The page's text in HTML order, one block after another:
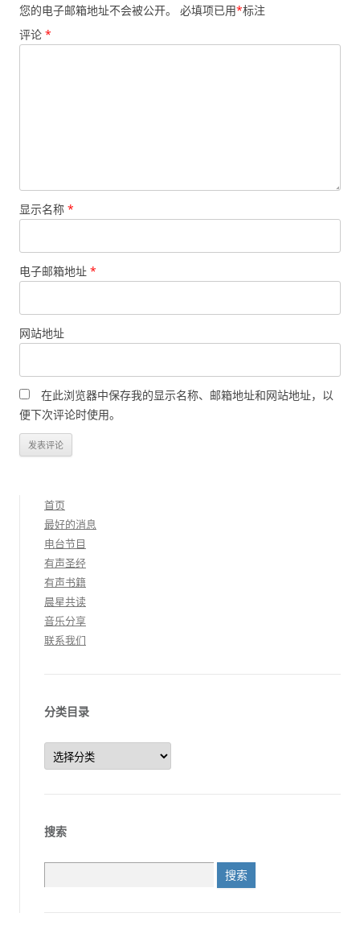
您的电子邮箱地址不会被公开。 必填项已用*标注
评论 *
显示名称 *
电子邮箱地址 *
网站地址
在此浏览器中保存我的显示名称、邮箱地址和网站地址，以
便下次评论时使用。
首页
最好的消息
电台节目
有声圣经
有声书籍
晨星共读
音乐分享
联系我们
分类目录
分
类
目
搜索
索：